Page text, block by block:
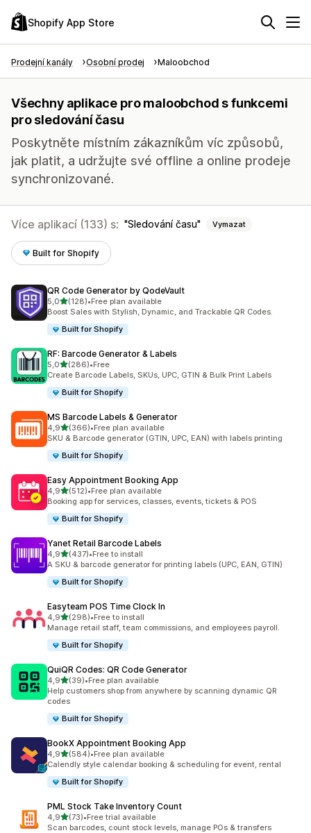
Shopify App Store
Prodejní kanály Osobní prodej Maloobchod
Všechny aplikace pro maloobchod s funkcemi
pro sledování času
Poskytněte místním zákazníkům víc způsobů,
jak platit, a udržujte své offline a online prodeje
synchronizované.
Více aplikací (133) s: Sledování času Vymazat
Built for Shopify
QR Code Generator by QodeVault
5,0z 5 hvězd
(128)
Celkový počet recenzí: 128
•Free plan available
Boost Sales with Stylish, Dynamic, and Trackable QR Codes.
Built for Shopify
RF: Barcode Generator & Labels
5,0z 5 hvězd
(286)
Celkový počet recenzí: 286
•Free
Create Barcode Labels, SKUs, UPC, GTIN & Bulk Print Labels
Built for Shopify
MS Barcode Labels & Generator
4,9z 5 hvězd
(366)
Celkový počet recenzí: 366
•Free plan available
SKU & Barcode generator (GTIN, UPC, EAN) with labels printing
Built for Shopify
Easy Appointment Booking App
4,9z 5 hvězd
(512)
Celkový počet recenzí: 512
•Free plan available
Booking app for services, classes, events, tickets & POS
Built for Shopify
Yanet Retail Barcode Labels
4,9z 5 hvězd
(437)
Celkový počet recenzí: 437
•Free to install
A SKU & barcode generator for printing labels (UPC, EAN, GTIN)
Built for Shopify
Easyteam POS Time Clock In
4,9z 5 hvězd
(298)
Celkový počet recenzí: 298
•Free to install
Manage retail staff, team commissions, and employees payroll.
Built for Shopify
QuiQR Codes: QR Code Generator
4,9z 5 hvězd
(39)
Celkový počet recenzí: 39
•Free plan available
Help customers shop from anywhere by scanning dynamic QR
codes
Built for Shopify
BookX Appointment Booking App
4,9z 5 hvězd
(584)
Celkový počet recenzí: 584
•Free plan available
Calendly style calendar booking & scheduling for event, rental
Built for Shopify
PML Stock Take Inventory Count
4,9z 5 hvězd
(73)
Celkový počet recenzí: 73
•Free trial available
Scan barcodes, count stock levels, manage POs & transfers